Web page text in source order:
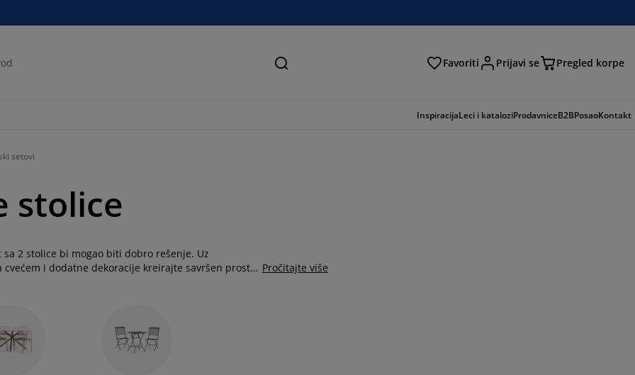
Pretraga Favoriti Prijavi se Pregled korpe
InspiracijaLeci i kataloziProdavniceB2BPosaoKontakt
setovi
stolice
2 stolice bi mogao biti dobro rešenje. Uz
cvećem i dodatne dekoracije kreirajte savršen prostor Pročitajte više